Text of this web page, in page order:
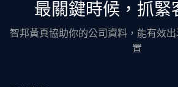
最關鍵時候，抓緊
智邦黃頁協助你的公司資料，能有效
置